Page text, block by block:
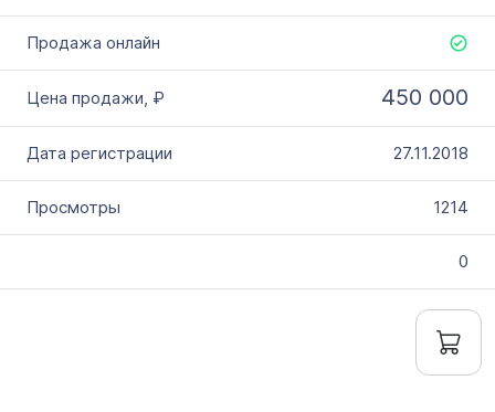
450 000
27.11.2018
1214
0